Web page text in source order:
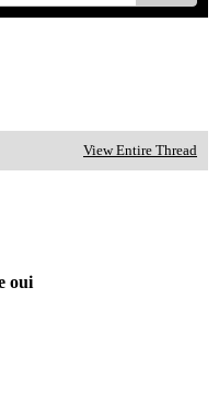
View Entire Thread
oui